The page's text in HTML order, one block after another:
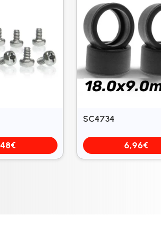
€
SC4734
6,96€